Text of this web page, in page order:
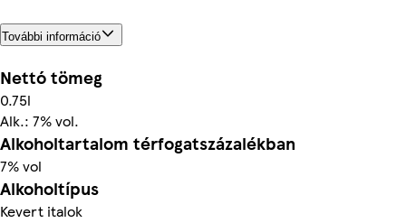
További információ
Nettó tömeg
0.75l
Alk.: 7% vol.
Alkoholtartalom térfogatszázalékban
7% vol
Alkoholtípus
Kevert italok